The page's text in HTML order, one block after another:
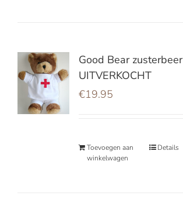
Good Bear zusterbeer
UITVERKOCHT
€19.95
Toevoegen aan
winkelwagen
Details